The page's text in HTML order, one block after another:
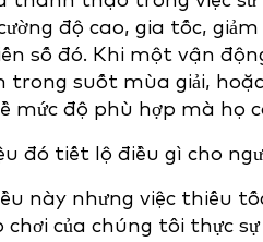
độ cao, gia tốc,
số đó. Khi một vận
trong suốt mùa giải,
mức độ phù hợp mà họ
đó tiết lộ điều gì cho
này nhưng việc thiếu
của chúng tôi thực